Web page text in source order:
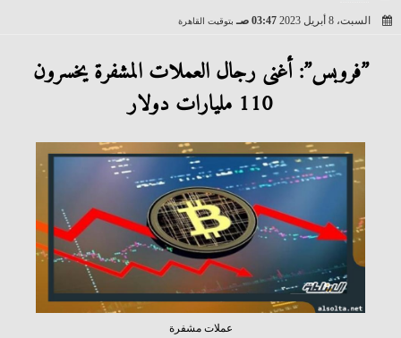
السبت، 8 أبريل 2023
03:47 صـ بتوقيت القاهرة
”فروبس”: أغنى رجال العملات المشفرة يخسرون
110 مليارات دولار
عملات مشفرة